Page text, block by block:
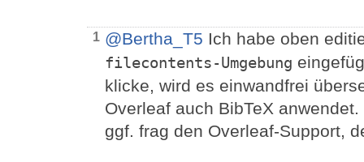
1 @Bertha_T5 Ich habe oben
filecontents-Umgebung
klicke, wird es einwandfrei
Overleaf auch BibTeX
ggf. frag den Overleaf-Support,